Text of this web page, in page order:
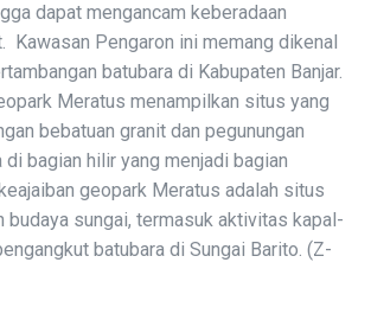
dapat mengancam keberadaan
Pengaron ini memang dikenal
batubara di Kabupaten Banjar.
Meratus menampilkan situs yang
bebatuan granit dan pegunungan
di bagian hilir yang menjadi bagian
geopark Meratus adalah situs
budaya sungai, termasuk aktivitas kapal-
batubara di Sungai Barito. (Z-